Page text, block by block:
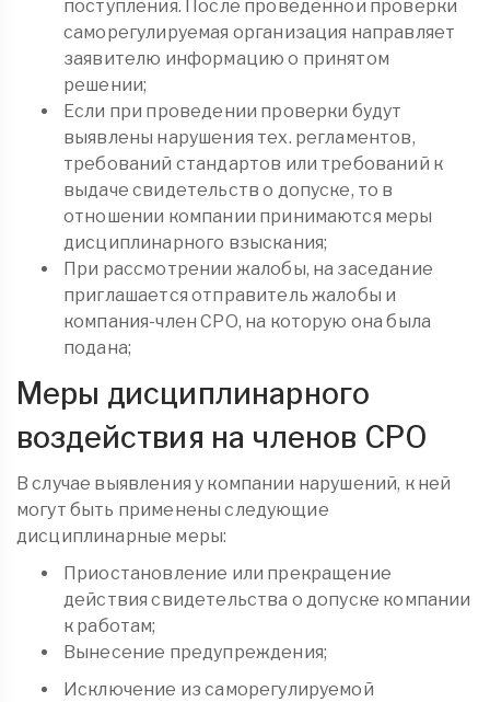
поступления. После проведенной проверки
саморегулируемая организация направляет
заявителю информацию о принятом
решении;
Если при проведении проверки будут
выявлены нарушения тех. регламентов,
требований стандартов или требований к
выдаче свидетельств о допуске, то в
отношении компании принимаются меры
дисциплинарного взыскания;
При рассмотрении жалобы, на заседание
приглашается отправитель жалобы и
компания-член СРО, на которую она была
подана;
Меры дисциплинарного
воздействия на членов СРО
В случае выявления у компании нарушений, к ней
могут быть применены следующие
дисциплинарные меры:
Приостановление или прекращение
действия свидетельства о допуске компании
к работам;
Вынесение предупреждения;
Исключение из саморегулируемой